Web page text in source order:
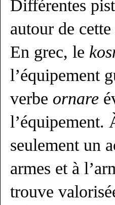
Différentes
autour de
En grec, le
l’équipement
verbe ornare
l’équipement.
seulement un
armes et à
trouve